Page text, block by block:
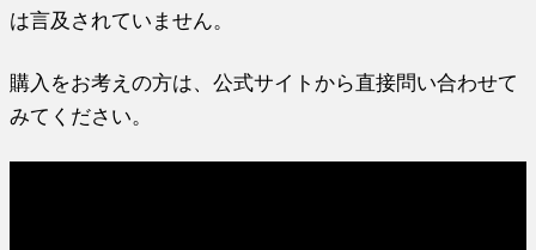
は言及されていません。
購入をお考えの方は、公式サイトから直接問い合わせて
みてください。